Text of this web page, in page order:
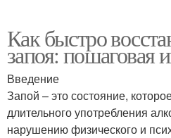
восстановлении
Врачи для успешного
восстановления
Как быстро
запоя: пошаговая
Введение
Запой – это состояние,
длительного употребления
нарушению физического и